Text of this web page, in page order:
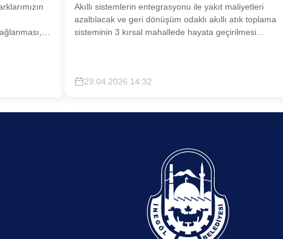
Akıllı sistemlerin entegrasyonu ile yakıt maliyetleri
azaltılacak ve geri dönüşüm odaklı akıllı atık toplama
sisteminin 3 kırsal mahallede hayata geçirilmesi
29.04.2026 14:32